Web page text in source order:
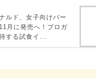
ルド、女子向けバー
月に発売へ！ブロガ
する試食イ...